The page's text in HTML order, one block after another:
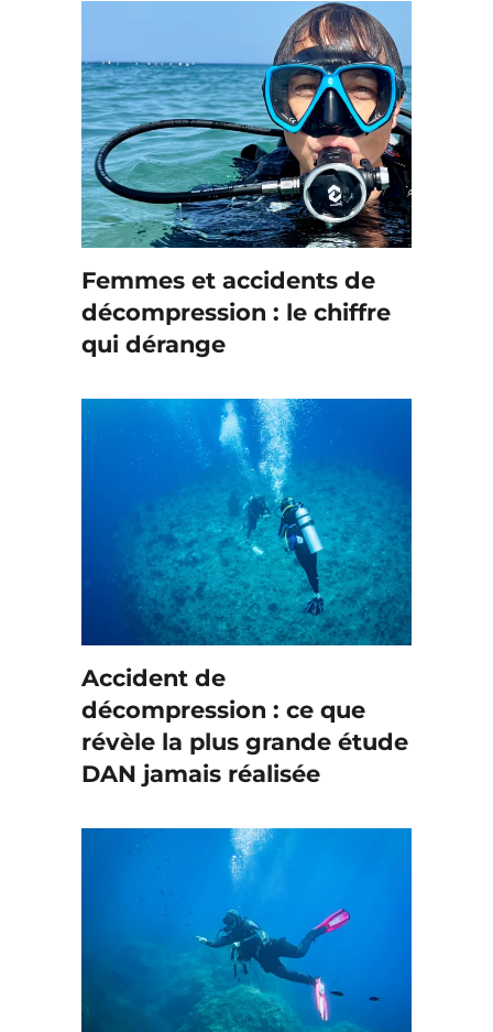
Femmes et accidents de
décompression : le chiffre
qui dérange
Accident de
décompression : ce que
révèle la plus grande étude
DAN jamais réalisée